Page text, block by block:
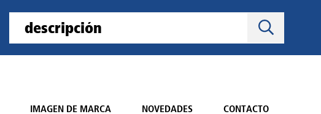
IMAGEN DE MARCA NOVEDADES CONTACTO